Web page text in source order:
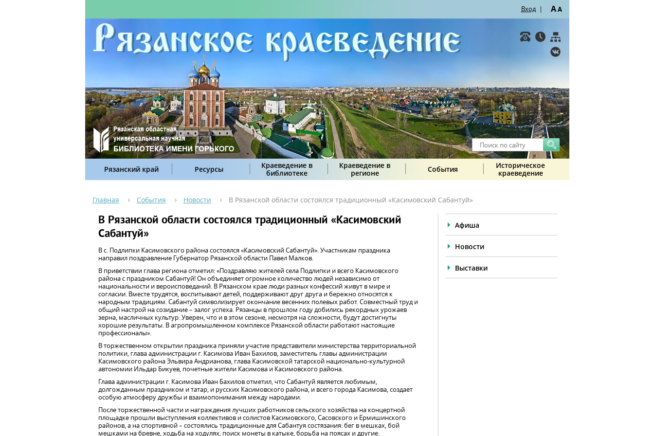
Вход | AA
Рязанский край Ресурсы
Краеведение в
библиотеке
Краеведение в
регионе
События
Историческое
краеведение
Главная События Новости В Рязанской области состоялся традиционный «Касимовский Сабантуй»
В Рязанской области состоялся традиционный «Касимовский
Сабантуй»
В с. Подлипки Касимовского района состоялся «Касимовский Сабантуй». Участникам праздника
направил поздравление Губернатор Рязанской области Павел Малков.
В приветствии глава региона отметил: «Поздравляю жителей села Подлипки и всего Касимовского
района с праздником Сабантуй! Он объединяет огромное количество людей независимо от
национальности и вероисповеданий. В Рязанском крае люди разных конфессий живут в мире и
согласии. Вместе трудятся, воспитывают детей, поддерживают друг друга и бережно относятся к
народным традициям. Сабантуй символизирует окончание весенних полевых работ. Совместный труд и
общий настрой на созидание – залог успеха. Рязанцы в прошлом году добились рекордных урожаев
зерна, масличных культур. Уверен, что и в этом сезоне, несмотря на сложности, будут достигнуты
хорошие результаты. В агропромышленном комплексе Рязанской области работают настоящие
профессионалы».
В торжественном открытии праздника приняли участие представители министерства территориальной
политики, глава администрации г. Касимова Иван Бахилов, заместитель главы администрации
Касимовского района Эльвира Андрианова, глава Касимовской татарской национально-культурной
автономии Ильдар Бикуев, почетные жители Касимова и Касимовского района.
Глава администрации г. Касимова Иван Бахилов отметил, что Сабантуй является любимым,
долгожданным праздником и татар, и русских Касимовского района, и всего города Касимова, создает
особую атмосферу дружбы и взаимопонимания между народами.
После торжественной части и награждения лучших работников сельского хозяйства на концертной
площадке прошли выступления коллективов и солистов Касимовского, Сасовского и Ермишинского
районов, а на спортивной – состоялись традиционные для Сабантуя состязания: бег в мешках, бой
мешками на бревне, ходьба на ходулях, поиск монеты в катыке, борьба на поясах и другие.
Афиша
Новости
Выставки